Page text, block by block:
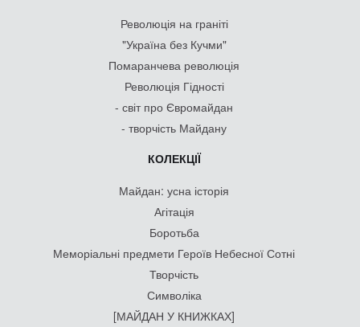
Революція на граніті
"Україна без Кучми"
Помаранчева революція
Революція Гідності
- світ про Євромайдан
- творчість Майдану
КОЛЕКЦІЇ
Майдан: усна історія
Агітація
Боротьба
Меморіальні предмети Героїв Небесної Сотні
Творчість
Символіка
[МАЙДАН У КНИЖКАХ]